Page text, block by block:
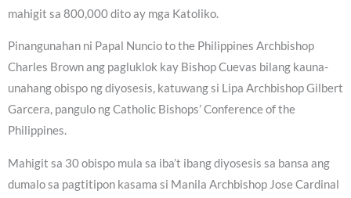
mahigit sa 800,000 dito ay mga Katoliko.
Pinangunahan ni Papal Nuncio to the Philippines Archbishop
Charles Brown ang pagluklok kay Bishop Cuevas bilang kauna-
unahang obispo ng diyosesis, katuwang si Lipa Archbishop Gilbert
Garcera, pangulo ng Catholic Bishops’ Conference of the
Philippines.
Mahigit sa 30 obispo mula sa iba’t ibang diyosesis sa bansa ang
dumalo sa pagtitipon kasama si Manila Archbishop Jose Cardinal